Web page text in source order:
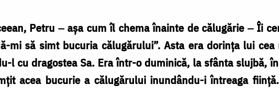
Petru ‒ așa cum îl chema înainte de călugărie ‒ Îi
mi să simt bucuria călugărului”. Asta era dorința lui
l cu dragostea Sa. Era într-o duminică, la sfânta slujbă,
acea bucurie a călugărului inundându-i întreaga